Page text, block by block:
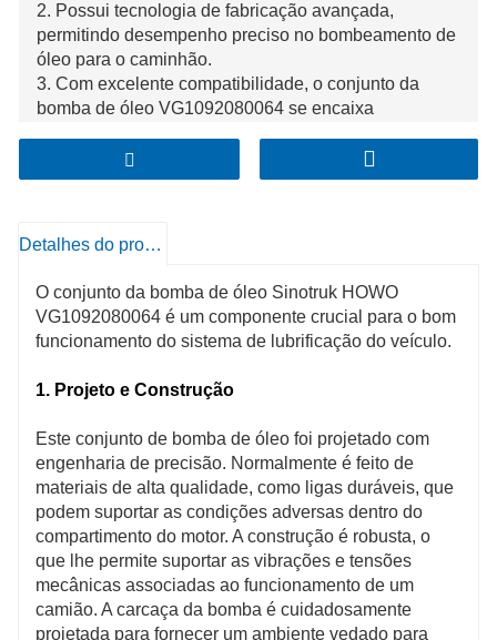
2. Possui tecnologia de fabricação avançada,
permitindo desempenho preciso no bombeamento de
óleo para o caminhão.
3. Com excelente compatibilidade, o conjunto da
bomba de óleo VG1092080064 se encaixa
aumentando a eficiência geral de trabalho do veículo.
Detalhes do produto
O conjunto da bomba de óleo Sinotruk HOWO
VG1092080064 é um componente crucial para o bom
funcionamento do sistema de lubrificação do veículo.
1. Projeto e Construção
Este conjunto de bomba de óleo foi projetado com
engenharia de precisão. Normalmente é feito de
materiais de alta qualidade, como ligas duráveis, que
podem suportar as condições adversas dentro do
compartimento do motor. A construção é robusta, o
que lhe permite suportar as vibrações e tensões
mecânicas associadas ao funcionamento de um
camião. A carcaça da bomba é cuidadosamente
projetada para fornecer um ambiente vedado para